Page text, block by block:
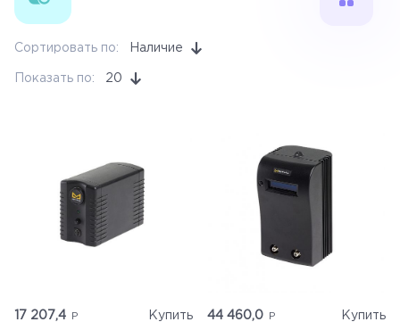
Сортировать по: Наличие
Показать по: 20
17 207,4 Купить 44 460,0 Купить